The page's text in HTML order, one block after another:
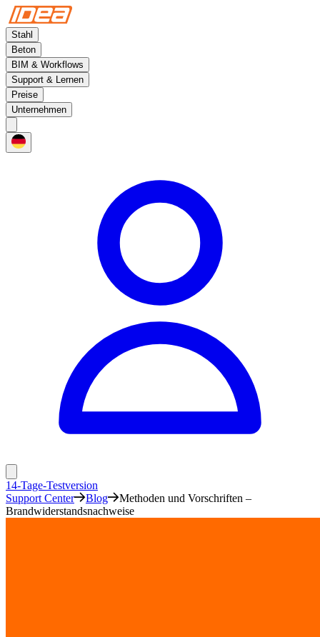
Stahl
Beton
BIM & Workflows
Support & Lernen
Preise
Unternehmen
14-Tage-Testversion
Support Center
Blog
Methoden und Vorschriften –
Brandwiderstandsnachweise